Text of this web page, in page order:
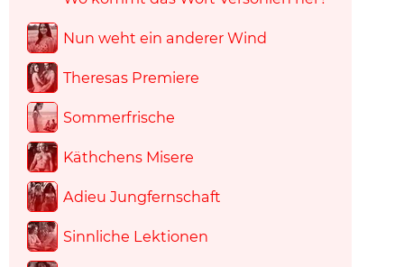
Nun weht ein anderer Wind
Theresas Premiere
Sommerfrische
Käthchens Misere
Adieu Jungfernschaft
Sinnliche Lektionen